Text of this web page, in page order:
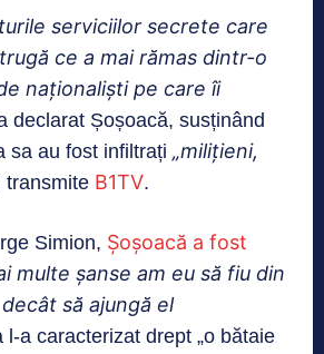
serviciilor secrete care
ce a mai rămas dintr-o
naționaliști pe care îi
declarat Șoșoacă, susținând
sa au fost infiltrați „milițieni,
transmite B1TV.
Simion, Șoșoacă a fost
multe șanse am eu să fiu din
să ajungă el
l-a caracterizat drept „o bătaie